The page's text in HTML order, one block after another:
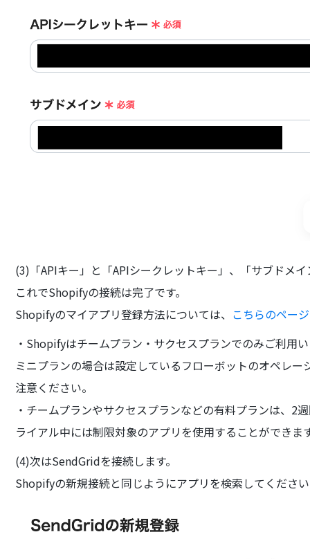
(3)「APIキー」と「APIシークレットキー」、「サブドメ
これでShopifyの接続は完了です。
Shopifyのマイアプリ登録方法については、 こちらのページ
・Shopifyはチームプラン・サクセスプランでのみご利用
ミニプランの場合は設定しているフローボットのオペレ
注意ください。
・チームプランやサクセスプランなどの有料プランは、2
ライアル中には制限対象のアプリを使用することができま
(4)次はSendGridを接続します。
Shopifyの新規接続と同じようにアプリを検索してくださ